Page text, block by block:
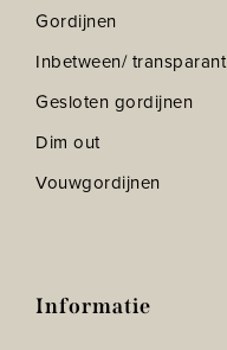
Gordijnen
Inbetween/ transparant
Gesloten gordijnen
Dim out
Vouwgordijnen
Informatie